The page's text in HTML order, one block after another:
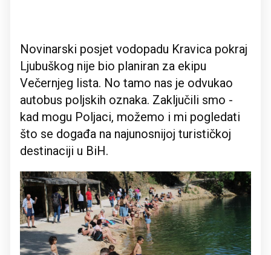
Novinarski posjet vodopadu Kravica pokraj
Ljubuškog nije bio planiran za ekipu
Večernjeg lista. No tamo nas je odvukao
autobus poljskih oznaka. Zaključili smo -
kad mogu Poljaci, možemo i mi pogledati
što se događa na najunosnijoj turističkoj
destinaciji u BiH.